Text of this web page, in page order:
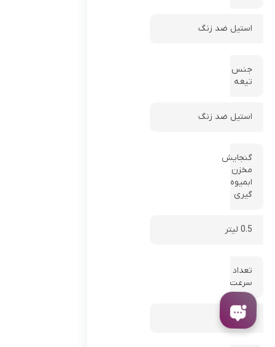
استیل ضد زنگ
جنس
تیغه
استیل ضد زنگ
گنجایش
مخزن
ابمیوه
گیری
0.5 لیتر
تعداد
سرعت